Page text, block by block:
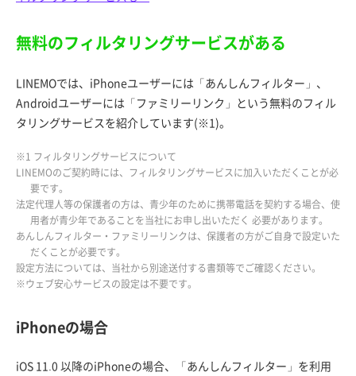
無料のフィルタリングサービスがある
LINEMOでは、iPhoneユーザーには「あんしんフィルター」、
Androidユーザーには「ファミリーリンク」という無料のフィル
タリングサービスを紹介しています(※1)。
※1 フィルタリングサービスについて
LINEMOのご契約時には、フィルタリングサービスに加入いただくことが必
要です。
法定代理人等の保護者の方は、青少年のために携帯電話を契約する場合、使
用者が青少年であることを当社にお申し出いただく 必要があります。
あんしんフィルター・ファミリーリンクは、保護者の方がご自身で設定いた
だくことが必要です。
設定方法については、当社から別途送付する書類等でご確認ください。
※ウェブ安心サービスの設定は不要です。
iPhoneの場合
iOS 11.0 以降のiPhoneの場合、「あんしんフィルター」を利用